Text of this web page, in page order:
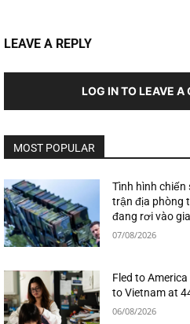
LEAVE A REPLY
LOG IN TO LEAVE A
MOST POPULAR
Tình hình chiến
trận địa phòng
đang rơi vào
07/08/2026
Fled to
to Vietnam at
06/08/2026